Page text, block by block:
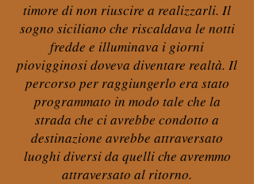
timore di non riuscire a realizzarli. Il
sogno siciliano che riscaldava le notti
fredde e illuminava i giorni
piovigginosi doveva diventare realtà. Il
percorso per raggiungerlo era stato
programmato in modo tale che la
strada che ci avrebbe condotto a
destinazione avrebbe attraversato
luoghi diversi da quelli che avremmo
attraversato al ritorno.